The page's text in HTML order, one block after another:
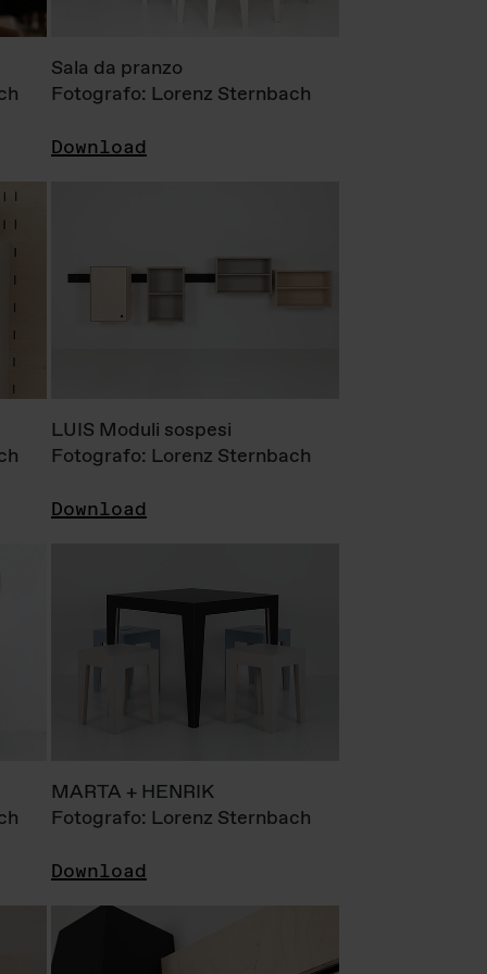
Sala da pranzo
Fotografo: Lorenz Sternbach
Download
LUIS Moduli sospesi
Fotografo: Lorenz Sternbach
Download
MARTA + HENRIK
Fotografo: Lorenz Sternbach
Download